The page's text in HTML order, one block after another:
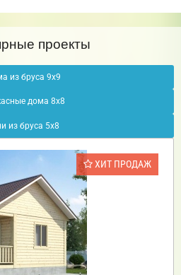
проекты
из бруса 9х9
дома 8х8
из бруса 5х8
ХИТ ПРОДАЖ